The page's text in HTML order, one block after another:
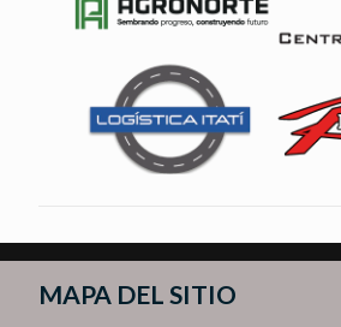
MAPA DEL SITIO